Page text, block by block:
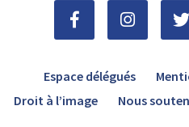
Espace délégués
Droit à l’image
Nous